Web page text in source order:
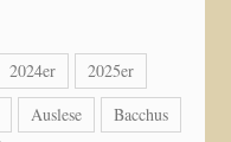
2024er
2025er
Auslese
Bacchus